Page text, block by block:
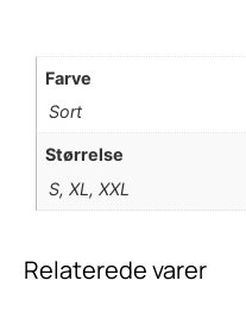
Farve
Sort
Størrelse
S, XL, XXL
Relaterede varer